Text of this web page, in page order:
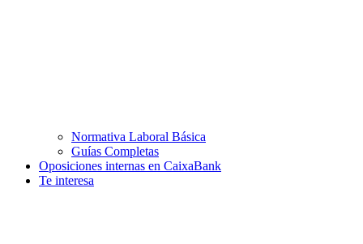
Normativa Laboral Básica
Guías Completas
Oposiciones internas en CaixaBank
Te interesa